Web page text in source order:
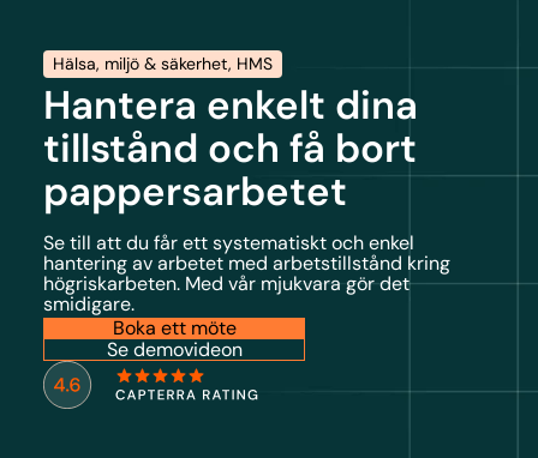
Hälsa, miljö & säkerhet, HMS
Hantera enkelt dina
tillstånd och få bort
pappersarbetet
Se till att du får ett systematiskt och enkel
hantering av arbetet med arbetstillstånd kring
högriskarbeten. Med vår mjukvara gör det
smidigare.
Boka ett möte
Se demovideon